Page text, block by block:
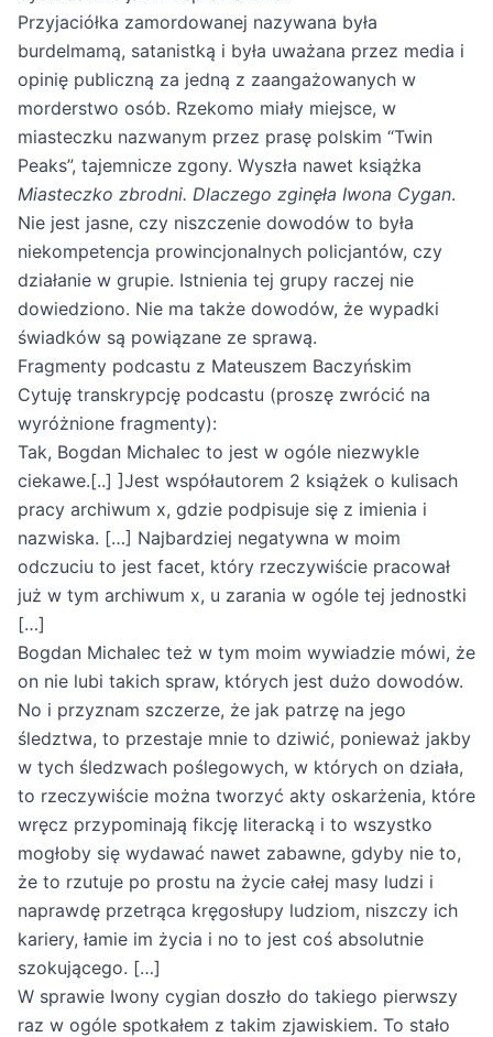
Przyjaciółka zamordowanej nazywana była
burdelmamą, satanistką i była uważana przez media i
opinię publiczną za jedną z zaangażowanych w
morderstwo osób. Rzekomo miały miejsce, w
miasteczku nazwanym przez prasę polskim “Twin
Peaks”, tajemnicze zgony. Wyszła nawet książka
Miasteczko zbrodni. Dlaczego zginęła Iwona Cygan.
Nie jest jasne, czy niszczenie dowodów to była
niekompetencja prowincjonalnych policjantów, czy
działanie w grupie. Istnienia tej grupy raczej nie
dowiedziono. Nie ma także dowodów, że wypadki
świadków są powiązane ze sprawą.
Fragmenty podcastu z Mateuszem Baczyńskim
Cytuję transkrypcję podcastu (proszę zwrócić na
wyróżnione fragmenty):
Tak, Bogdan Michalec to jest w ogóle niezwykle
ciekawe.[..] ]Jest współautorem 2 książek o kulisach
pracy archiwum x, gdzie podpisuje się z imienia i
nazwiska. […] Najbardziej negatywna w moim
odczuciu to jest facet, który rzeczywiście pracował
już w tym archiwum x, u zarania w ogóle tej jednostki
[…]
Bogdan Michalec też w tym moim wywiadzie mówi, że
on nie lubi takich spraw, których jest dużo dowodów.
No i przyznam szczerze, że jak patrzę na jego
śledztwa, to przestaje mnie to dziwić, ponieważ jakby
w tych śledzwach poślegowych, w których on działa,
to rzeczywiście można tworzyć akty oskarżenia, które
wręcz przypominają fikcję literacką i to wszystko
mogłoby się wydawać nawet zabawne, gdyby nie to,
że to rzutuje po prostu na życie całej masy ludzi i
naprawdę przetrąca kręgosłupy ludziom, niszczy ich
kariery, łamie im życia i no to jest coś absolutnie
szokującego. […]
W sprawie Iwony cygian doszło do takiego pierwszy
raz w ogóle spotkałem z takim zjawiskiem. To stało